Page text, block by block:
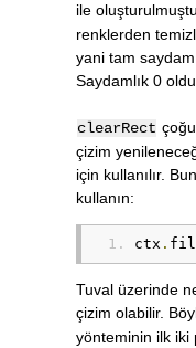
ile
renklerden
yani tam
Saydamlık 0
clearRect
çizim
için kullanılır.
kullanın:
ctx .
Tuval üzerinde
çizim olabilir.
yönteminin ilk iki